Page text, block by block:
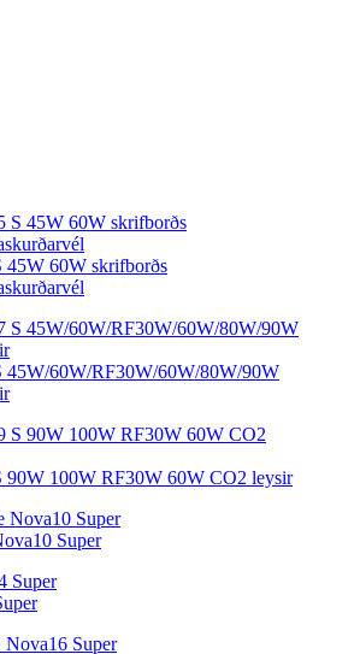
60W skrifborðs
60W/RF30W/60W/80W/90W
100W RF30W 60W CO2 leysir
Super